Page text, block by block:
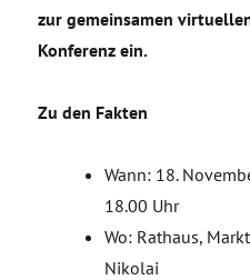
zur gemeinsamen
Konferenz ein.
Zu den Fakten
Wann: 18.
18.00 Uhr
Wo: Rathaus,
Nikolai